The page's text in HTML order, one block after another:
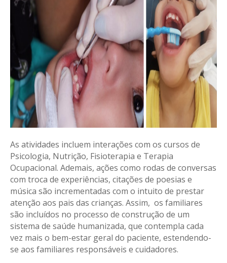
As atividades incluem interações com os cursos de
Psicologia, Nutrição, Fisioterapia e Terapia
Ocupacional. Ademais, ações como rodas de conversas
com troca de experiências, citações de poesias e
música são incrementadas com o intuito de prestar
atenção aos pais das crianças. Assim, os familiares
são incluídos no processo de construção de um
sistema de saúde humanizada, que contempla cada
vez mais o bem-estar geral do paciente, estendendo-
se aos familiares responsáveis e cuidadores.